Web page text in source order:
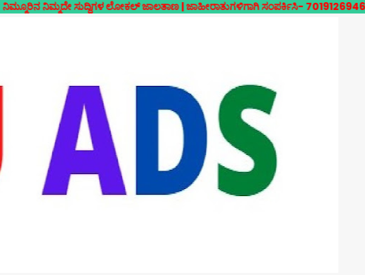
ಸುದ್ದಿಗಳ ಲೋಕಲ್ ಜಾಲತಾಣ | ಜಾಹೀರಾತುಗಳಿಗಾಗಿ ಸಂಪರ್ಕಿಸಿ- 7019126946